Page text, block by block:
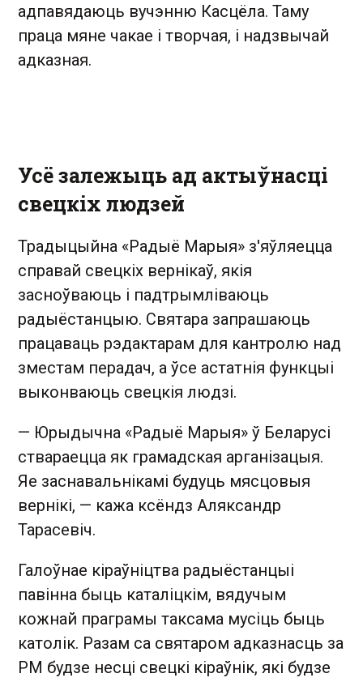
адпавядаюць вучэнню Касцёла. Таму
праца мяне чакае і творчая, і надзвычай
адказная.
Усё залежыць ад актыўнасці
свецкіх людзей
Традыцыйна «Радыё Марыя» з'яўляецца
справай свецкіх вернікаў, якія
засноўваюць і падтрымліваюць
радыёстанцыю. Святара запрашаюць
працаваць рэдактарам для кантролю над
зместам перадач, а ўсе астатнія функцыі
выконваюць свецкія людзі.
— Юрыдычна «Радыё Марыя» ў Беларусі
ствараецца як грамадская арганізацыя.
Яе заснавальнікамі будуць мясцовыя
вернікі, — кажа ксёндз Аляксандр
Тарасевіч.
Галоўнае кіраўніцтва радыёстанцыі
павінна быць каталіцкім, вядучым
кожнай праграмы таксама мусіць быць
католік. Разам са святаром адказнасць за
РМ будзе несці свецкі кіраўнік, які будзе